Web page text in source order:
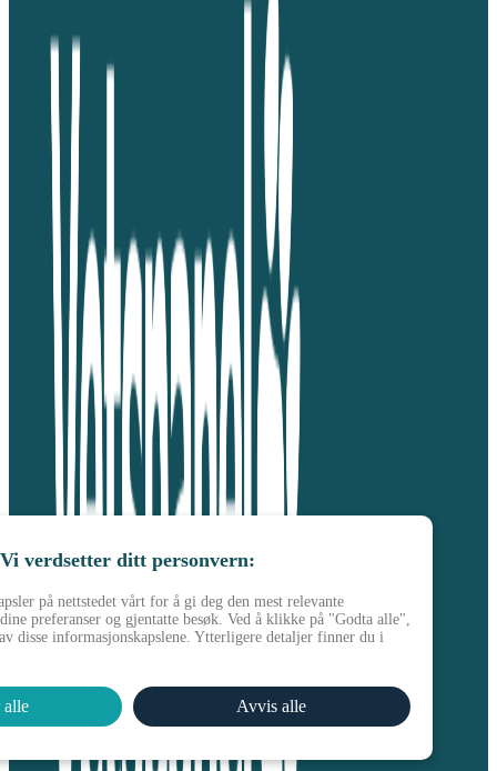
Vi verdsetter ditt personvern:
på nettstedet vårt for å gi deg den mest relevante
preferanser og gjentatte besøk. Ved å klikke på "Godta alle",
disse informasjonskapslene. Ytterligere detaljer finner du i
alle Avvis alle